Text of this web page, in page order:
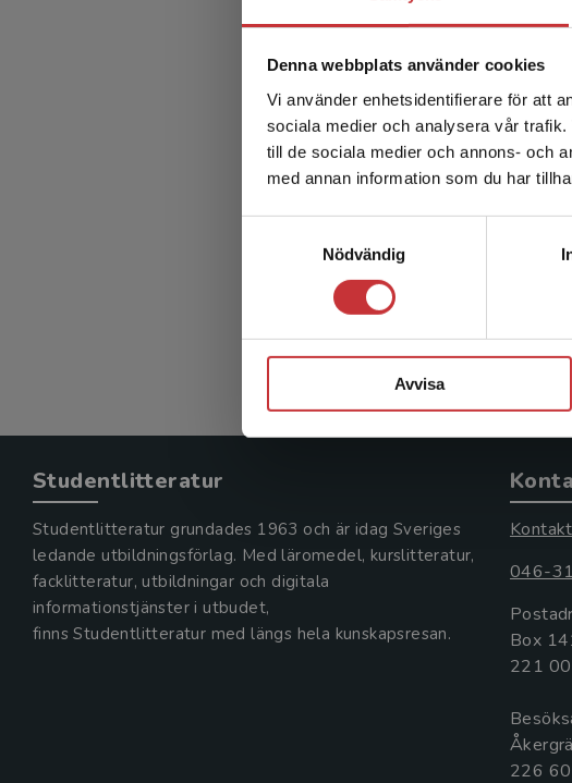
Denna webbplats använder cookies
Vi använder enhetsidentifierare för att
sociala medier och analysera vår
till de sociala medier och annons- och
med annan information som du har
Nödvändig
Avvisa
Det
enhet
Studentlitteratur
Studentlitteratur grundades 1963 och är idag Sveriges
ledande utbildningsförlag. Med läromedel, kurslitteratur,
facklitteratur, utbildningar och digitala
informationstjänster i utbudet,
finns Studentlitteratur med längs hela kunskapsresan.
046-
Box
221